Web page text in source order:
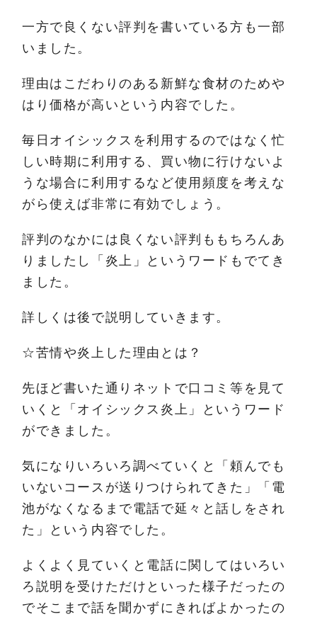
一方で良くない評判を書いている方も一部
いました。
理由はこだわりのある新鮮な食材のためや
はり価格が高いという内容でした。
毎日オイシックスを利用するのではなく忙
しい時期に利用する、買い物に行けないよ
うな場合に利用するなど使用頻度を考えな
がら使えば非常に有効でしょう。
評判のなかには良くない評判ももちろんあ
りましたし「炎上」というワードもでてき
ました。
詳しくは後で説明していきます。
☆苦情や炎上した理由とは？
先ほど書いた通りネットで口コミ等を見て
いくと「オイシックス炎上」というワード
ができました。
気になりいろいろ調べていくと「頼んでも
いないコースが送りつけられてきた」「電
池がなくなるまで電話で延々と話しをされ
た」という内容でした。
よくよく見ていくと電話に関してはいろい
ろ説明を受けただけといった様子だったの
でそこまで話を聞かずにきればよかったの